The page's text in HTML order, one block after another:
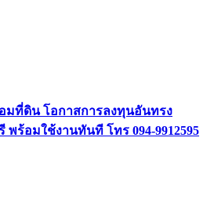
มที่ดิน โอกาสการลงทุนอันทรง
ร้อมใช้งานทันที โทร 094-9912595